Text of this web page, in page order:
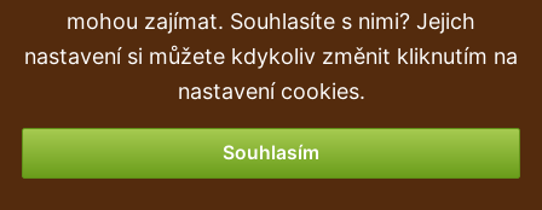
Objednávka
mohou zajímat. Souhlasíte s nimi? Jejich
nastavení si můžete kdykoliv změnit kliknutím na
nastavení cookies.
Souhlasím